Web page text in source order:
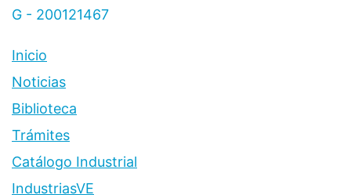
G - 200121467
Inicio
Noticias
Biblioteca
Trámites
Catálogo Industrial
IndustriasVE